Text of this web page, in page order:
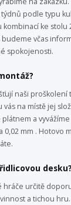
týdnů podle typu
ke stolu
včas
spokojenosti.
naši
vás na místě jej
a
0,02 mm . Hotovo
desku?
hráče určitě
a tichou